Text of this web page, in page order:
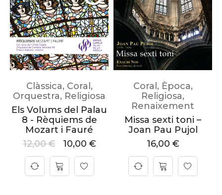
Clàssica, Coral ,
Orquestra, Religiosa
Els Volums del Palau
8 - Rèquiems de
Mozart i Fauré
12,00€ 10,00 €
Coral , Època,
Religiosa,
Renaixement
Missa sexti toni –
Joan Pau Pujol
16,00 €